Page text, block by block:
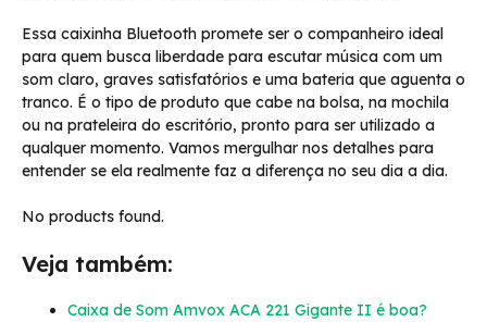
Essa caixinha Bluetooth promete ser o companheiro ideal
para quem busca liberdade para escutar música com um
som claro, graves satisfatórios e uma bateria que aguenta o
tranco. É o tipo de produto que cabe na bolsa, na mochila
ou na prateleira do escritório, pronto para ser utilizado a
qualquer momento. Vamos mergulhar nos detalhes para
entender se ela realmente faz a diferença no seu dia a dia.
No products found.
Veja também:
Caixa de Som Amvox ACA 221 Gigante II é boa?